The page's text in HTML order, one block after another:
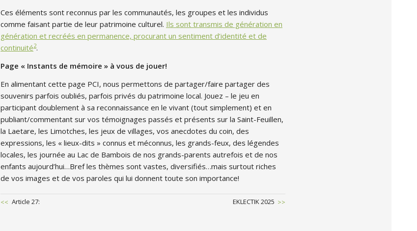
Ces éléments sont reconnus par les communautés, les groupes et les individus
comme faisant partie de leur patrimoine culturel. Ils sont transmis de génération en
génération et recréés en permanence, procurant un sentiment d’identité et de
continuité2.
Page « Instants de mémoire » à vous de jouer!
En alimentant cette page PCI, nous permettons de partager/faire partager des
souvenirs parfois oubliés, parfois privés du patrimoine local. Jouez – le jeu en
participant doublement à sa reconnaissance en le vivant (tout simplement) et en
publiant/commentant sur vos témoignages passés et présents sur la Saint-Feuillen,
la Laetare, les Limotches, les jeux de villages, vos anecdotes du coin, des
expressions, les « lieux-dits » connus et méconnus, les grands-feux, des légendes
locales, les journée au Lac de Bambois de nos grands-parents autrefois et de nos
enfants aujourd’hui…Bref les thèmes sont vastes, diversifiés…mais surtout riches
de vos images et de vos paroles qui lui donnent toute son importance!
Previous
Article 27:
Next
EKLECTIK 2025